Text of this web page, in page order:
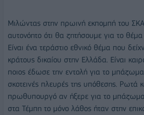
Μιλώντας στην πρωινή εκπομπή του
αυτονόητο ότι θα ζητήσουμε για το
Είναι ένα τεράστιο εθνικό θέμα που
κράτους δικαίου στην Ελλάδα. Είναι
ποιος έδωσε την εντολή για το
σκοτεινές πλευρές της υπόθεσης. Ρωτά
πρωθυπουργό αν ήξερε για το μπάζωμα
στα Τέμπη το μόνο λάθος ήταν στην